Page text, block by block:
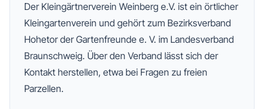
Der Kleingärtnerverein Weinberg e.V. ist ein örtlicher
Kleingartenverein und gehört zum Bezirksverband
Hohetor der Gartenfreunde e. V. im Landesverband
Braunschweig. Über den Verband lässt sich der
Kontakt herstellen, etwa bei Fragen zu freien
Parzellen.